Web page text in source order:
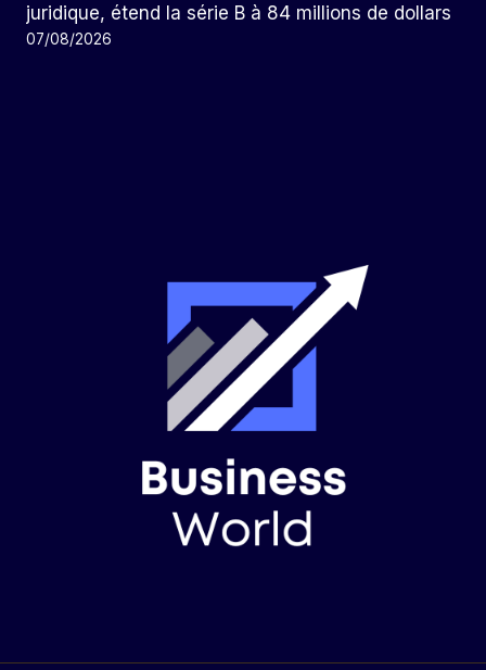
juridique, étend la série B à 84 millions de dollars
07/08/2026